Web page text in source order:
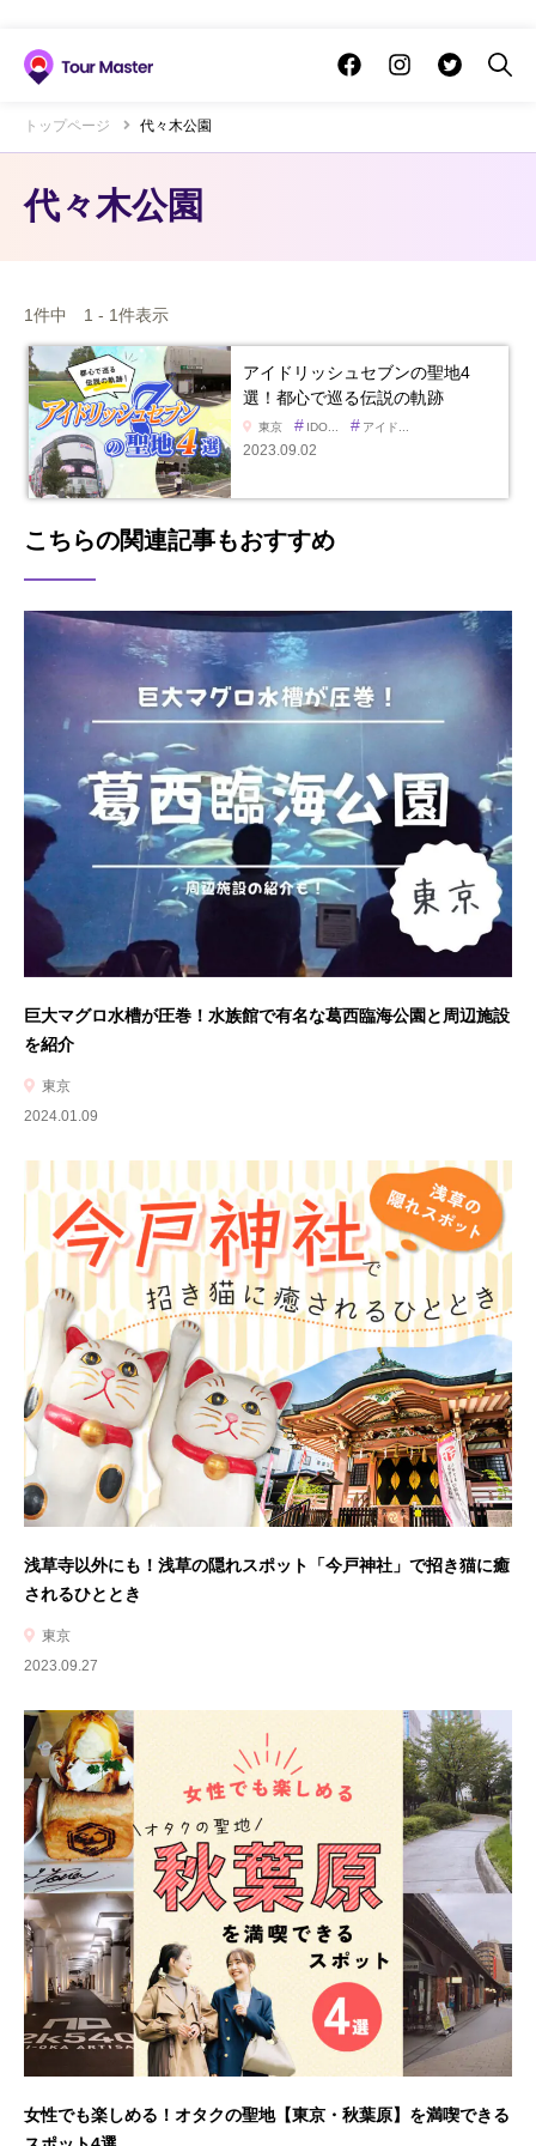
トップページ 代々木公園
代々木公園
1件中 1 - 1件表示
アイドリッシュセブンの聖地4
選！都心で巡る伝説の軌跡
東京 # IDO... # アイド...
2023.09.02
こちらの関連記事もおすすめ
巨大マグロ水槽が圧巻！水族館で有名な葛西臨海公園と周辺施設
を紹介
東京
2024.01.09
浅草寺以外にも！浅草の隠れスポット「今戸神社」で招き猫に癒
されるひととき
東京
2023.09.27
女性でも楽しめる！オタクの聖地【東京・秋葉原】を満喫できる